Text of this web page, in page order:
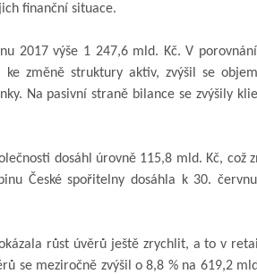
finanční situace.
2017 výše 1 247,6 mld. Kč. V
změně struktury aktiv, zvýšil se
Na pasivní straně bilance se zvýšily
dosáhl úrovně 115,8 mld. Kč, což
České spořitelny dosáhla k 30.
růst úvěrů ještě zrychlit, a to v
se meziročně zvýšil o 8,8 % na 619,2